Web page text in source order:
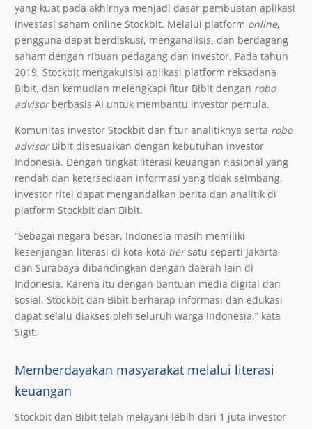
yang kuat pada akhirnya menjadi dasar pembuatan aplikasi
investasi saham online Stockbit. Melalui platform online,
pengguna dapat berdiskusi, menganalisis, dan berdagang
saham dengan ribuan pedagang dan investor. Pada tahun
2019, Stockbit mengakuisisi aplikasi platform reksadana
Bibit, dan kemudian melengkapi fitur Bibit dengan robo
advisorberbasis AI untuk membantu investor pemula.
Komunitas investor Stockbit dan fitur analitiknya serta robo
advisorBibit disesuaikan dengan kebutuhan investor
Indonesia. Dengan tingkat literasi keuangan nasional yang
rendah dan ketersediaan informasi yang tidak seimbang,
investor ritel dapat mengandalkan berita dan analitik di
platform Stockbit dan Bibit.
“Sebagai negara besar, Indonesia masih memiliki
kesenjangan literasi di kota-kota tiersatu seperti Jakarta
dan Surabaya dibandingkan dengan daerah lain di
Indonesia. Karena itu dengan bantuan media digital dan
sosial, Stockbit dan Bibit berharap informasi dan edukasi
dapat selalu diakses oleh seluruh warga Indonesia,” kata
Sigit.
Memberdayakan masyarakat melalui literasi
keuangan
Stockbit dan Bibit telah melayani lebih dari 1 juta investor